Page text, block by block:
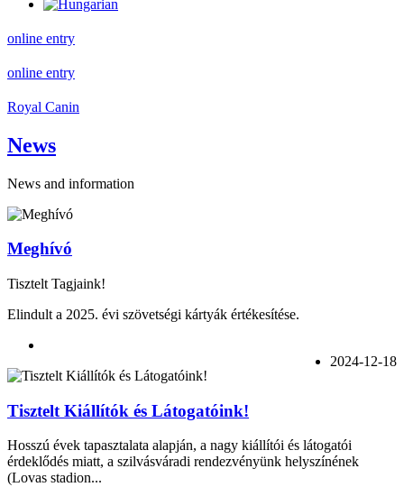
online entry
online entry
Royal Canin
News
News and information
Meghívó
Tisztelt Tagjaink!
Elindult a 2025. évi szövetségi kártyák értékesítése.
2024-12-18
Tisztelt Kiállítók és Látogatóink!
Hosszú évek tapasztalata alapján, a nagy kiállítói és látogatói
érdeklődés miatt, a szilvásváradi rendezvényünk helyszínének
(Lovas stadion...